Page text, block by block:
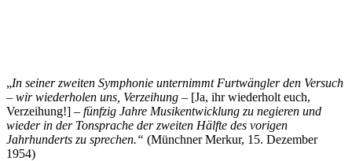
„In seiner zweiten Symphonie unternimmt Furtwängler den Versuch
– wir wiederholen uns, Verzeihung – [Ja, ihr wiederholt euch,
Verzeihung!] – fünfzig Jahre Musikentwicklung zu negieren und
wieder in der Tonsprache der zweiten Hälfte des vorigen
Jahrhunderts zu sprechen.“ (Münchner Merkur, 15. Dezember
1954)